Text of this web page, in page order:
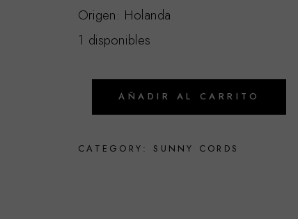
Origen: Holanda
1 disponibles
AÑADIR AL CARRITO
CATEGORY: SUNNY CORDS